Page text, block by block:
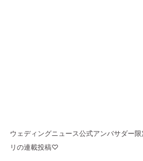
ウェディングニュース公式アンバサダー
リの連載投稿♡